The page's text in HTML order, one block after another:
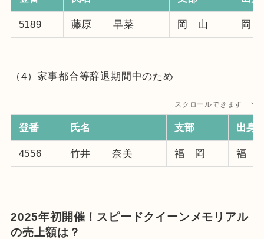
5189 藤原 早菜 岡 山 岡
（4）家事都合等辞退期間中のため
スクロールできます
登番 氏名 支部 出身
4556 竹井 奈美 福 岡 福
2025年初開催！スピードクイーンメモリアル
の売上額は？